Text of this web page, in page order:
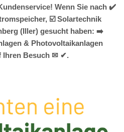
Wenn Sie nach ✔️
☑️ Solartechnik
(Iller) gesucht haben: ➡️
& Photovoltaikanlagen
Ihren Besuch ✉ ✔.